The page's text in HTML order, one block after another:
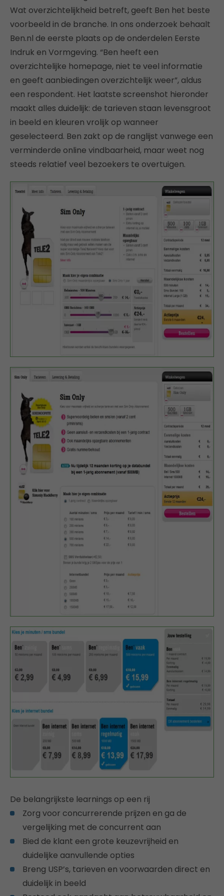
Wat overzichtelijkheid betreft, geeft Ben het beste
voorbeeld in de branche. In ons onderzoek behaalt
Ben.nl de eerste plaats op de onderdelen Eerste
Indruk en Vormgeving. “Ben heeft een
overzichtelijke homepage, niet te veel informatie
en geeft aanbiedingen overzichtelijk weer”, aldus
een respondent. Het laatste screenshot hieronder
maakt alles duidelijk: de tarieven staan levensgroot
in beeld en kleuren vrolijk op wanneer
geselecteerd. Ben zakt op de ranglijst vanwege een
verminderde online vindbaarheid, maar weet nog
steeds relatief veel bezoekers te overtuigen.
De belangrijkste learnings op een rij
Zorg voor concurrerende prijzen en ga de
vergelijking met de concurrent aan
Bied de klant een grote keuzevrijheid en
duidelijke aanvullende opties
Breng USP’s, tarieven en voorwaarden direct en
duidelijk in beeld